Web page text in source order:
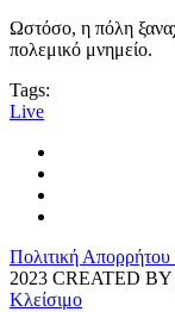
Ωστόσο, η πόλη
πολεμικό μνημείο.
Tags:
Live
Πολιτική Απορρήτου
2023 CREATED BY
Κλείσιμο